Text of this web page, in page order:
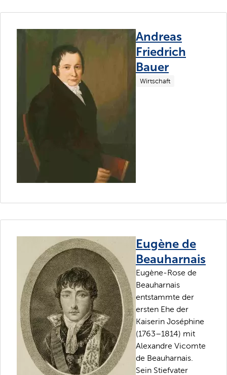
Andreas
Friedrich
Bauer
Wirtschaft
Eugène de
Beauharnais
Eugène-Rose de
Beauharnais
entstammte der
ersten Ehe der
Kaiserin Joséphine
(1763–1814) mit
Alexandre Vicomte
de Beauharnais.
Sein Stiefvater